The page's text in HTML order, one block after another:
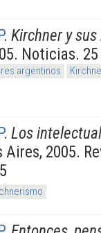
. Kirchner y
Noticias.
argentinos
. Los
Aires, 2005.